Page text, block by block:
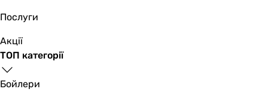
змішувач
Тип поверхні
глянцева
глянцева
глянцева
Послуги
Акції
ТОП категорії
Бойлери